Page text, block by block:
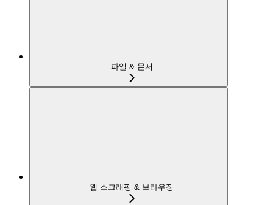
파일 & 문서
웹 스크래핑 & 브라우징